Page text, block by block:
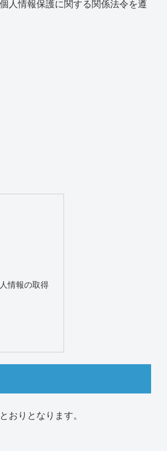
人情報保護に関する関係法令を遵
情報の取得
おりとなります。